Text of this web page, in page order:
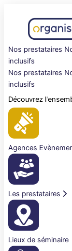
Nos prestataires
inclusifs
Nos prestataires
inclusifs
Découvrez
Agences
Les prestataires
Lieux de séminaire